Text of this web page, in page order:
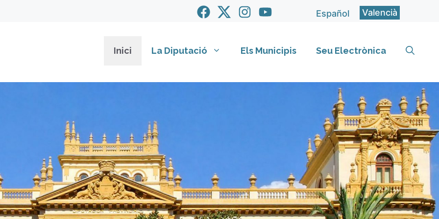
Español Valencià
Inici La Diputació Els Municipis Seu Electrònica